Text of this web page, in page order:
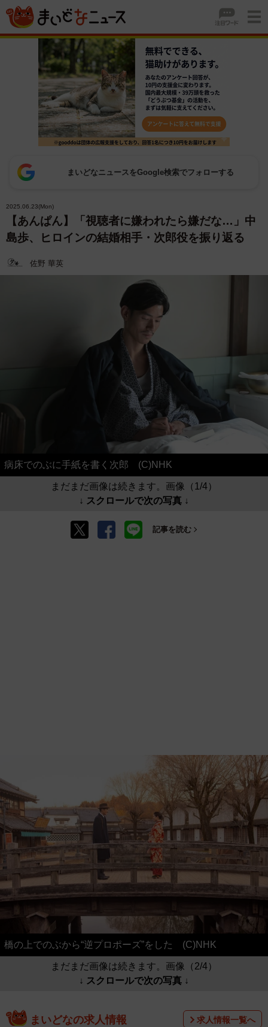
まいどなニュースをGoogle検索でフォローする
2025.06.23(Mon)
【あんぱん】「視聴者に嫌われたら嫌だな…」中
島歩、ヒロインの結婚相手・次郎役を振り返る
佐野 華英
病床でのぶに手紙を書く次郎 (C)NHK
まだまだ画像は続きます。画像（1/4）
↓ スクロールで次の写真 ↓
記事を読む
橋の上でのぶから“逆プロポーズ”をした (C)NHK
まだまだ画像は続きます。画像（2/4）
↓ スクロールで次の写真 ↓
まいどなの求人情報 求人情報一覧へ